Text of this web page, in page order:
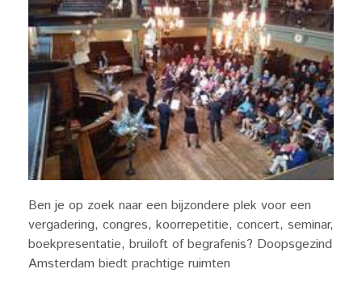
Ben je op zoek naar een bijzondere plek voor een
vergadering, congres, koorrepetitie, concert, seminar,
boekpresentatie, bruiloft of begrafenis? Doopsgezind
Amsterdam biedt prachtige ruimten